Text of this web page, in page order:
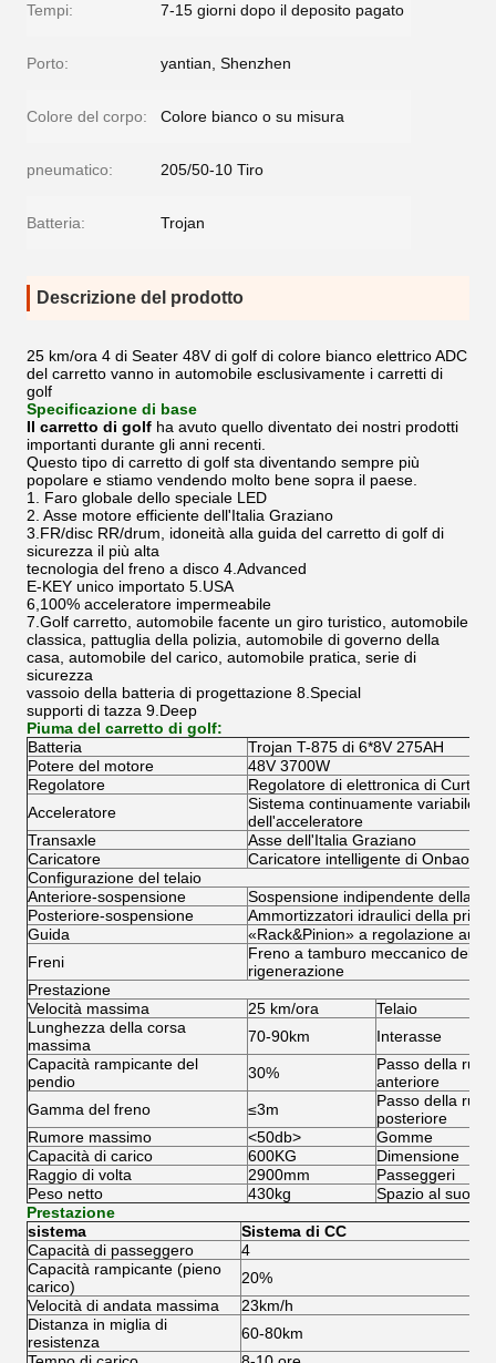
Tempi: 7-15 giorni dopo il deposito pagato
Porto: yantian, Shenzhen
Colore del corpo: Colore bianco o su misura
pneumatico: 205/50-10 Tiro
Batteria: Trojan
Descrizione del prodotto
25 km/ora 4 di Seater 48V di golf di colore bianco elettrico ADC
del carretto vanno in automobile esclusivamente i carretti di
golf
Specificazione di base
Il carretto di golf ha avuto quello diventato dei nostri prodotti
importanti durante gli anni recenti.
Questo tipo di carretto di golf sta diventando sempre più
popolare e stiamo vendendo molto bene sopra il paese.
1. Faro globale dello speciale LED
2. Asse motore efficiente dell'Italia Graziano
3.FR/disc RR/drum, idoneità alla guida del carretto di golf di
sicurezza il più alta
tecnologia del freno a disco 4.Advanced
E-KEY unico importato 5.USA
6,100% acceleratore impermeabile
7.Golf carretto, automobile facente un giro turistico, automobile
classica, pattuglia della polizia, automobile di governo della
casa, automobile del carico, automobile pratica, serie di
sicurezza
vassoio della batteria di progettazione 8.Special
supporti di tazza 9.Deep
Piuma del carretto di golf:
Batteria
Trojan T-875 di 6*8V 275AH
Potere del motore
48V 3700W
Regolatore
Regolatore di elettronica di Curtis
Acceleratore
Sistema continuamente variabile
dell'acceleratore
Transaxle
Asse dell'Italia Graziano
Caricatore
Caricatore intelligente di Onbaord
Configurazione del telaio
Anteriore-sospensione
Sospensione indipendente della
Posteriore-sospensione
Ammortizzatori idraulici della
Guida
«Rack&Pinion» a regolazione
Freni
Freno a tamburo meccanico della
rigenerazione
Prestazione
Velocità massima
25 km/ora
Telaio
Lunghezza della corsa
massima
70-90km
Interasse
Capacità rampicante del
pendio
30%
Passo della
anteriore
Gamma del freno
≤3m
Passo della
posteriore
Rumore massimo
<50db>
Gomme
Capacità di carico
600KG
Dimensione
Raggio di volta
2900mm
Passeggeri
Peso netto
430kg
Spazio al suolo
Prestazione
sistema
Sistema di CC
Capacità di passeggero
4
Capacità rampicante (pieno
carico)
20%
Velocità di andata massima
23km/h
Distanza in miglia di
resistenza
60-80km